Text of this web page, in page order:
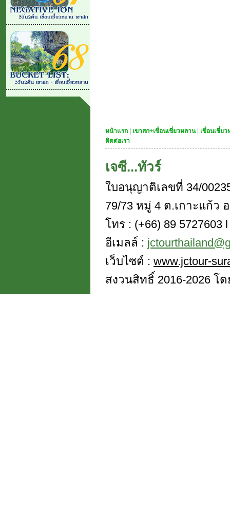
หน้าแรก เขาสก+เขื่อนเชี่ยวหลาน| เขื่อนเชี่ย
ติดต่อเรา
เจซี...ทัวร์
ใบอนุญาติเลขที่ 34/
79/73 หมู่ 4 ต.เกาะแก้ว
โทร : (+66) 89 5727603
อีเมลล์ :
เว็บไซต์ : www.jctour-
สงวนสิทธิ์ 2016-2026 โ